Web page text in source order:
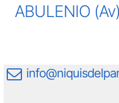
ABULENIO